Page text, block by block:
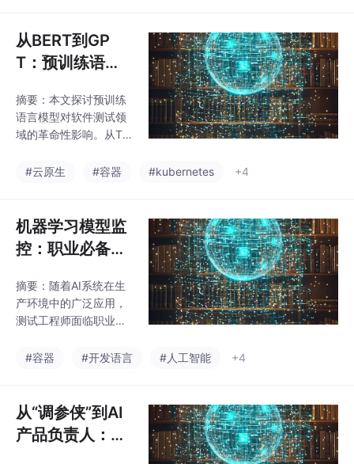
门，使AI产生"加班违反
热力学定律"等错误认
知。防御需构建四维矩
测，模型层实施认知边
界测试，联邦学习场景
引入区块链验真，并建
标的持续监测体系。目
从BERT到GP
T：预训练语言
史
摘要：本文探讨预训练
语言模型对软件测试领
域的革命性影响。从Tra
列模型的技术演进，显
至秒级）和智能分析能
力（缺陷分类准确率8
9%）。研究揭示：1）
生成转变；2）自然语言
驱动测试成为可能；
3）测试工程师角色
需掌握提示工程、模型
#云原生 #容器 #kubernetes +4
机器学习模型监
控：职业必备技
摘要：随着AI系统在生
产环境中的广泛应用，
测试工程师面临职业转
为质量保障新核心，涉
测试人员实施模型监控
的四步框架：基线建
立、监控实施、警报优
#容器 #开发语言 #人工智能 +4
从“调参侠”到AI
产品负责人：我